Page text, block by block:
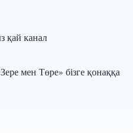
қай канал
мен Төре» бізге қонаққа